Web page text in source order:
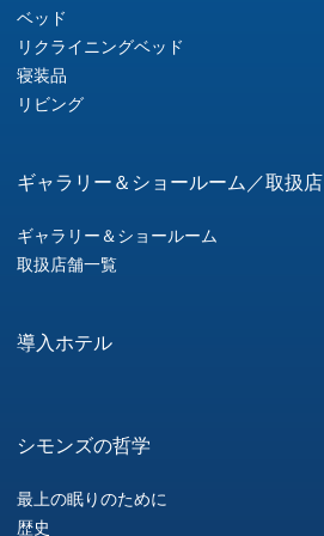
ベッド
リクライニングベッド
寝装品
リビング
ギャラリー＆ショールーム／取扱店
ギャラリー＆ショールーム
取扱店舗一覧
導入ホテル
シモンズの哲学
最上の眠りのために
歴史